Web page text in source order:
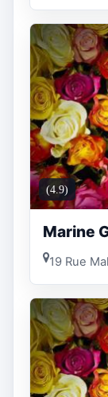
(4.9)
Marine
19 Rue